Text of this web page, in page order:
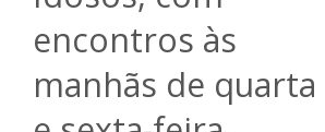
encontros às
manhãs de quarta